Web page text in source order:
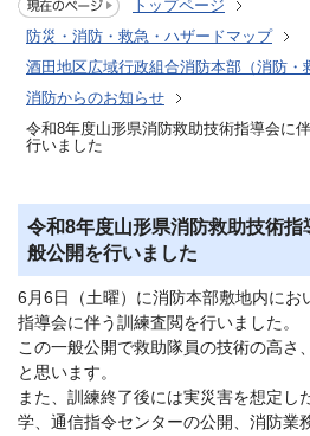
トップページ
防災・消防・救急・ハザードマップ
酒田地区広域行政組合消防本部（消防・
消防からのお知らせ
令和8年度山形県消防救助技術指導会に
行いました
令和8年度山形県消防救助技術
般公開を行いました
6月6日（土曜）に消防本部敷地内にお
指導会に伴う訓練査閲を行いました。
この一般公開で救助隊員の技術の高さ
と思います。
また、訓練終了後には実災害を想定し
学、通信指令センターの公開、消防業